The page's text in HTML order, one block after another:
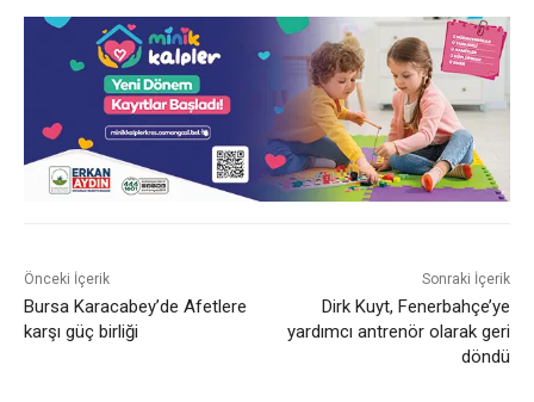
Önceki İçerik
Bursa Karacabey’de Afetlere
karşı güç birliği
Sonraki İçerik
Dirk Kuyt, Fenerbahçe’ye
yardımcı antrenör olarak geri
döndü